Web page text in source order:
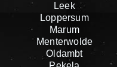
Leek
Loppersum
Marum
Menterwolde
Oldambt